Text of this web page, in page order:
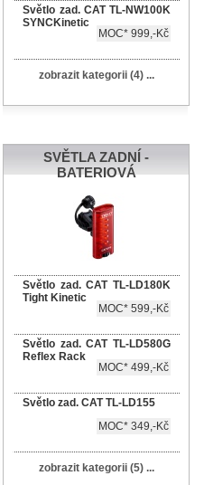
Světlo zad. CAT TL-NW100K
SYNCKinetic
MOC* 999,-Kč
zobrazit kategorii (4) ...
SVĚTLA ZADNÍ -
BATERIOVÁ
Světlo zad. CAT TL-LD180K
Tight Kinetic
MOC* 599,-Kč
Světlo zad. CAT TL-LD580G
Reflex Rack
MOC* 499,-Kč
Světlo zad. CAT TL-LD155
MOC* 349,-Kč
zobrazit kategorii (5) ...